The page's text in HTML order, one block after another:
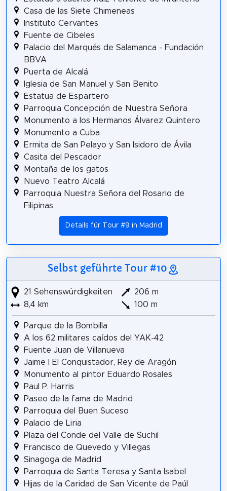
Casa de las Siete Chimeneas
Instituto Cervantes
Fuente de Cibeles
Palacio del Marqués de Salamanca - Fundación
BBVA
Puerta de Alcalá
Iglesia de San Manuel y San Benito
Estatua de Espartero
Parroquia Concepción de Nuestra Señora
Monumento a los Hermanos Álvarez Quintero
Monumento a Cuba
Ermita de San Pelayo y San Isidoro de Ávila
Casita del Pescador
Montaña de los gatos
Nuevo Teatro Alcalá
Parroquia Nuestra Señora del Rosario de
Filipinas
Details für Tour #9 in Madrid
Selbst geführte Tour #10
21 Sehenswürdigkeiten
8,4 km
206 m
100 m
Parque de la Bombilla
A los 62 militares caídos del YAK-42
Fuente Juan de Villanueva
Jaime I El Conquistador, Rey de Aragón
Monumento al pintor Eduardo Rosales
Paul P. Harris
Paseo de la fama de Madrid
Parroquia del Buen Suceso
Palacio de Liria
Plaza del Conde del Valle de Suchil
Francisco de Quevedo y Villegas
Sinagoga de Madrid
Parroquia de Santa Teresa y Santa Isabel
Hijas de la Caridad de San Vicente de Paúl